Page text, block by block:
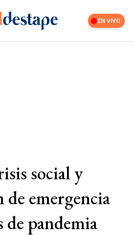
EN VIVO
social y
emergencia
de pandemia